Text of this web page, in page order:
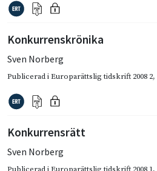
Konkurrenskrönika
Sven Norberg
Publicerad iEuroparättslig tidskrift 2008 2,
Konkurrensrätt
Sven Norberg